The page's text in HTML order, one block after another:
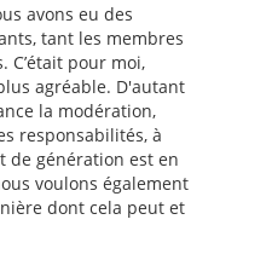
avons eu des
tant les membres
C’était pour moi,
agréable. D'autant
la modération,
responsabilités, à
de génération est en
voulons également
dont cela peut et